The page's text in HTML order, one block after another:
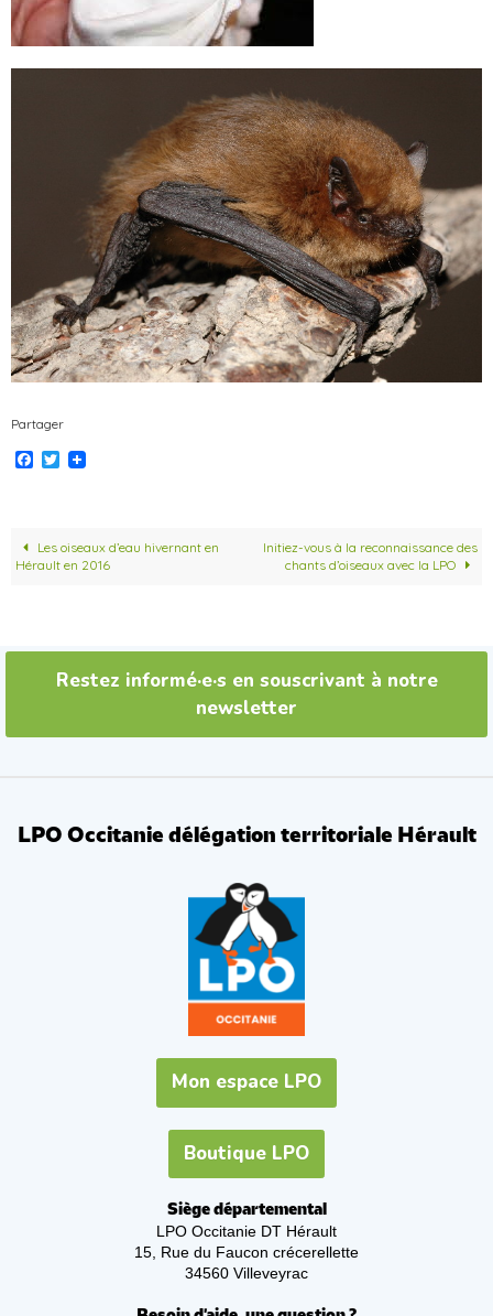
Partager
F
o
o
T
e
r
Les oiseaux d’eau hivernant en
Hérault en 2016
Initiez-vous à la reconnaissance des
chants d’oiseaux avec la LPO
Restez informé·e·s en souscrivant à notre
newsletter
LPO Occitanie délégation territoriale Hérault
Mon espace LPO
Boutique LPO
Siège départemental
LPO Occitanie DT Hérault
15, Rue du Faucon crécerellette
34560 Villeveyrac